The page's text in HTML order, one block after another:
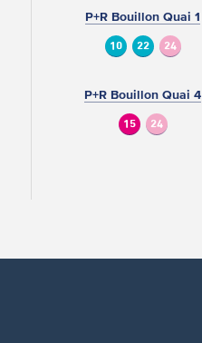
P+R Bouillon Quai 1
10 22 24
P+R Bouillon Quai 4
15 24